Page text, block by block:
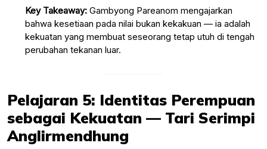
Key Takeaway: Gambyong Pareanom mengajarkan
bahwa kesetiaan pada nilai bukan kekakuan — ia adalah
kekuatan yang membuat seseorang tetap utuh di tengah
perubahan tekanan luar.
Pelajaran 5: Identitas Perempuan
sebagai Kekuatan — Tari Serimpi
Anglirmendhung